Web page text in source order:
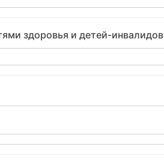
здоровья и детей-инвалидов